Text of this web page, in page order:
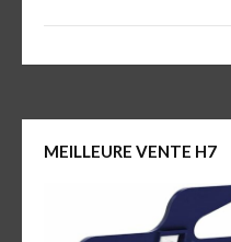
MEILLEURE VENTE H7